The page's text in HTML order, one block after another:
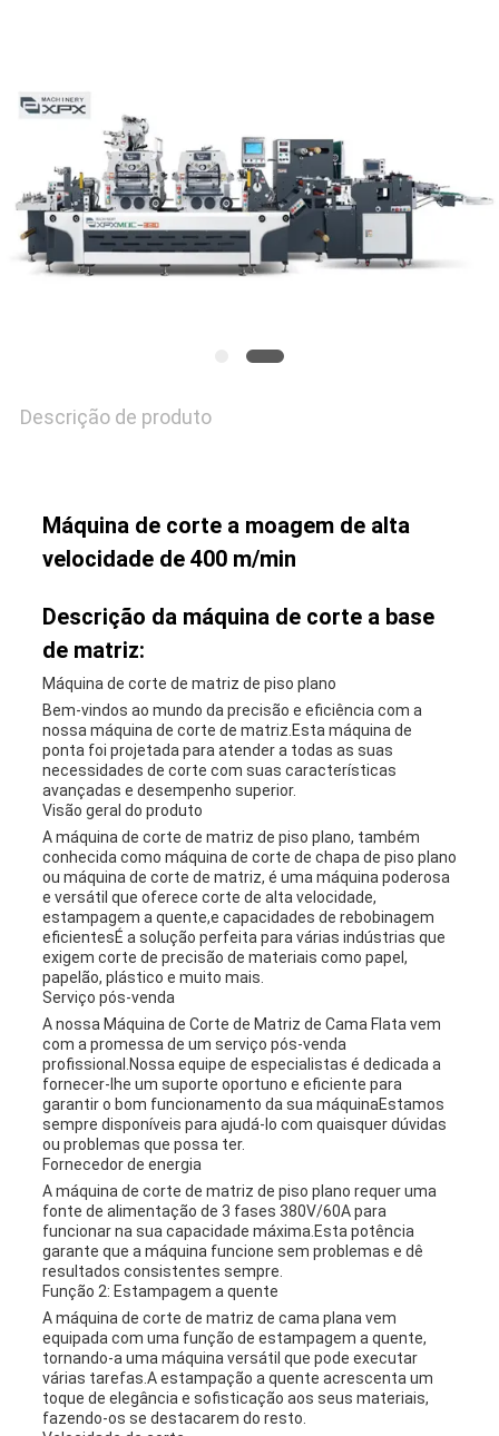
CASOS
MAPA
DO
DE
Descrição de produto
Máquina de corte a moagem de alta
velocidade de 400 m/min
Descrição da máquina de corte a base
de matriz:
Máquina de corte de matriz de piso plano
Bem-vindos ao mundo da precisão e eficiência com a
nossa máquina de corte de matriz.Esta máquina de
ponta foi projetada para atender a todas as suas
necessidades de corte com suas características
avançadas e desempenho superior.
Visão geral do produto
A máquina de corte de matriz de piso plano, também
conhecida como máquina de corte de chapa de piso plano
ou máquina de corte de matriz, é uma máquina poderosa
e versátil que oferece corte de alta velocidade,
estampagem a quente,e capacidades de rebobinagem
eficientesÉ a solução perfeita para várias indústrias que
exigem corte de precisão de materiais como papel,
papelão, plástico e muito mais.
Serviço pós-venda
A nossa Máquina de Corte de Matriz de Cama Flata vem
com a promessa de um serviço pós-venda
profissional.Nossa equipe de especialistas é dedicada a
fornecer-lhe um suporte oportuno e eficiente para
garantir o bom funcionamento da sua máquinaEstamos
sempre disponíveis para ajudá-lo com quaisquer dúvidas
ou problemas que possa ter.
Fornecedor de energia
A máquina de corte de matriz de piso plano requer uma
fonte de alimentação de 3 fases 380V/60A para
funcionar na sua capacidade máxima.Esta potência
garante que a máquina funcione sem problemas e dê
resultados consistentes sempre.
Função 2: Estampagem a quente
A máquina de corte de matriz de cama plana vem
equipada com uma função de estampagem a quente,
tornando-a uma máquina versátil que pode executar
várias tarefas.A estampação a quente acrescenta um
toque de elegância e sofisticação aos seus materiais,
fazendo-os se destacarem do resto.